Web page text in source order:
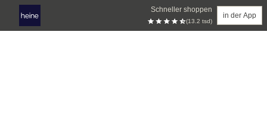
Schneller shoppen
(13.2 tsd)
in der App